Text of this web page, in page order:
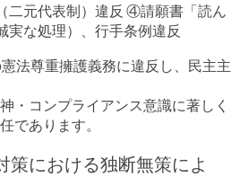
二元代表制）違反 ④請願書「読ん
な処理）、行手条例違反
法尊重擁護義務に違反し、民主主
・コンプライアンス意識に著しく
であります。
策における独断無策によ